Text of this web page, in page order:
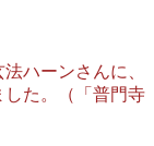
ハーンさんに、
た。（「普門寺